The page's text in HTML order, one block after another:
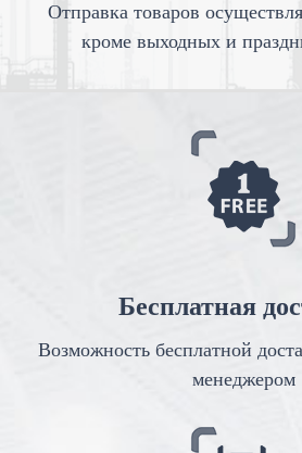
Отправка товаров
кроме выходных и
Бесплатная
Возможность бесплатной
менеджером